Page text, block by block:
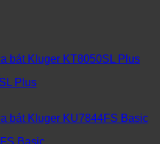
Plus
Basic